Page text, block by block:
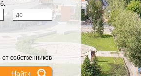
—
от собственников